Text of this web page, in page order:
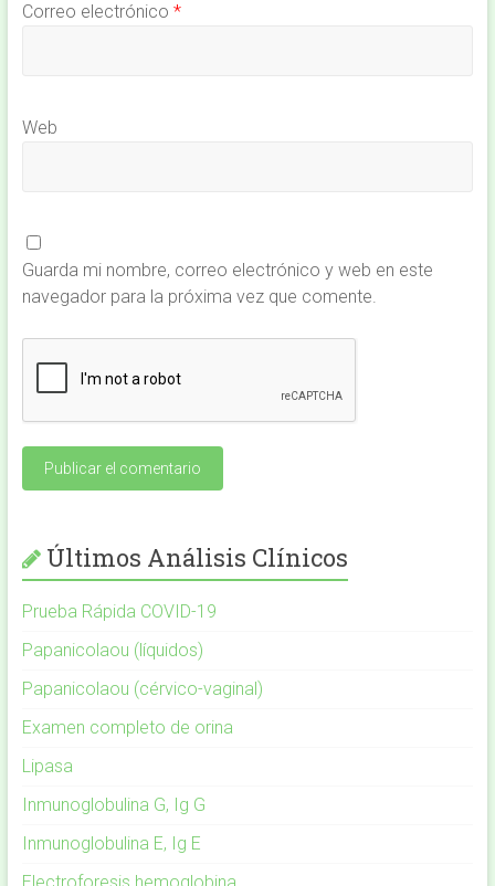
Correo electrónico *
Web
Guarda mi nombre, correo electrónico y web en este
navegador para la próxima vez que comente.
Últimos Análisis Clínicos
Prueba Rápida COVID-19
Papanicolaou (líquidos)
Papanicolaou (cérvico-vaginal)
Examen completo de orina
Lipasa
Inmunoglobulina G, Ig G
Inmunoglobulina E, Ig E